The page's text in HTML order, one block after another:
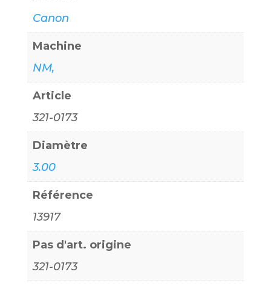
Canon
Machine
NM,
Article
321-0173
Diamètre
3.00
Référence
13917
Pas d'art. origine
321-0173